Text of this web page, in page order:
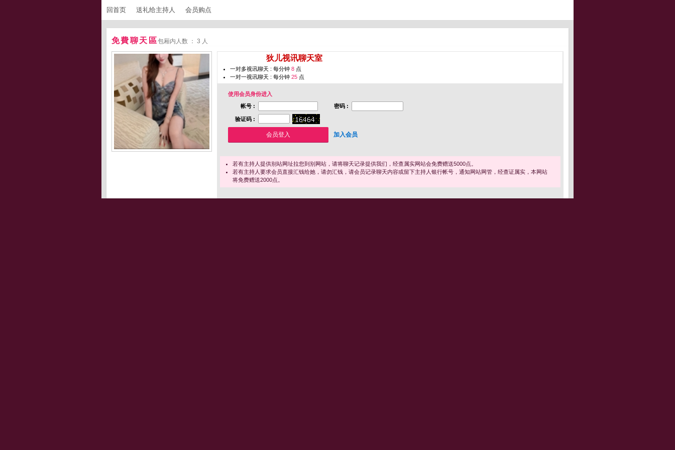
回首页 送礼给主持人 会员购点
免費聊天區包厢内人数 ： 3 人
狄儿视讯聊天室
一对多视讯聊天 : 每分钟 8 点
一对一视讯聊天 : 每分钟 25 点
使用会员身份进入
帐号 :
密码 :
验证码 :
加入会员
若有主持人提供别站网址拉您到别网站，请将聊天记录提供我们，经查属实网站会免费赠送5000点。
若有主持人要求会员直接汇钱给她，请勿汇钱，请会员记录聊天内容或留下主持人银行帐号，通知网站网管，经查证属实，本网站
将免费赠送2000点。